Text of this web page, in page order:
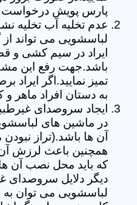
پارس پویش درخواست
عدم تخلیه آب تخلیه
لباسشویی می تواند
ایراد در سیم کشی و
باشد.جهت رفع این
تمیز نمایید.اگر ایراد
به دستان افراد ماهر
ایجاد سروصدای
در ماشین های
آن ها باشد.(تراز
همچنین باعث لرزش
که باید محل نصب آن ها
دیگر دلایل سروصدای
لباسشویی می توان